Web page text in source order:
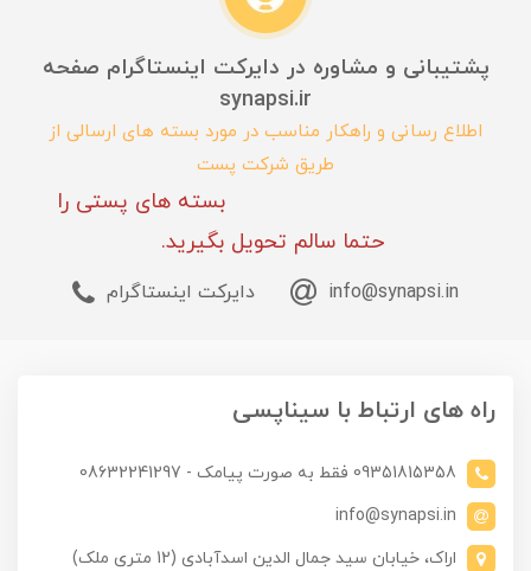
پشتیبانی و مشاوره در دایرکت اینستاگرام صفحه
synapsi.ir
اطلاع رسانی و راهکار مناسب در مورد بسته های ارسالی از
طریق شرکت پست
بسته های پستی را
حتما سالم تحویل بگیرید.
info@synapsi.in دایرکت اینستاگرام
راه های ارتباط با سیناپسی
09351815358 فقط به صورت پیامک - 08632241297
info@synapsi.in
اراک، خیابان سید جمال الدین اسدآبادی (12 متری ملک)